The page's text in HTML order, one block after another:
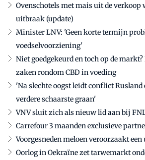
Ovenschotels met mais uit de verkoop
uitbraak (update)
Minister LNV: 'Geen korte termijn
voedselvoorziening'
Niet goedgekeurd en toch op de
zaken rondom CBD in voeding
'Na slechte oogst leidt conflict Rusland
verdere schaarste graan'
VNV sluit zich als nieuw lid aan bij
Carrefour 3 maanden exclusieve
Voorgesneden meloen veroorzaakt
Oorlog in Oekraïne zet tarwemarkt